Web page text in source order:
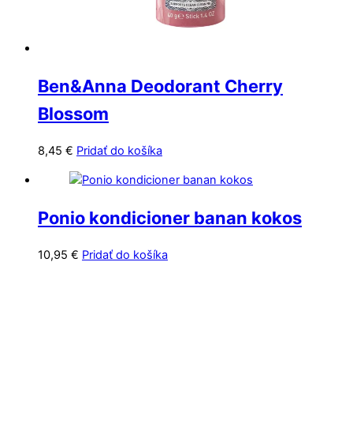
Ben&Anna Deodorant Cherry
Blossom
8,45 € Pridať do košíka
Ponio kondicioner banan kokos
10,95 € Pridať do košíka